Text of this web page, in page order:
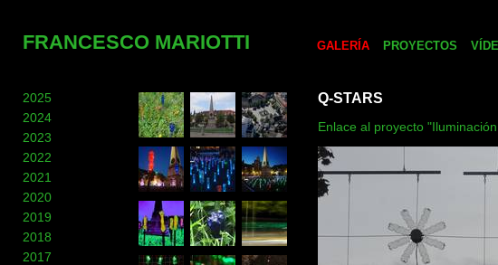
FRANCESCO MARIOTTI GALERÍA PROYECTOS
2025
2024
2023
2022
2021
2020
2019
2018
2017
Q-STARS
Enlace al proyecto